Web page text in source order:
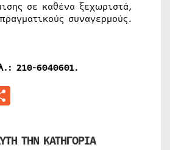
σε καθένα ξεχωριστά,
συναγερμούς.
210-6040601.
ΤΗΝ ΚΑΤΗΓΟΡΙΑ